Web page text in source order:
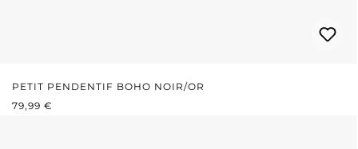
PETIT PENDENTIF BOHO NOIR/OR
PRIX RÉGULIER :
79,99 €